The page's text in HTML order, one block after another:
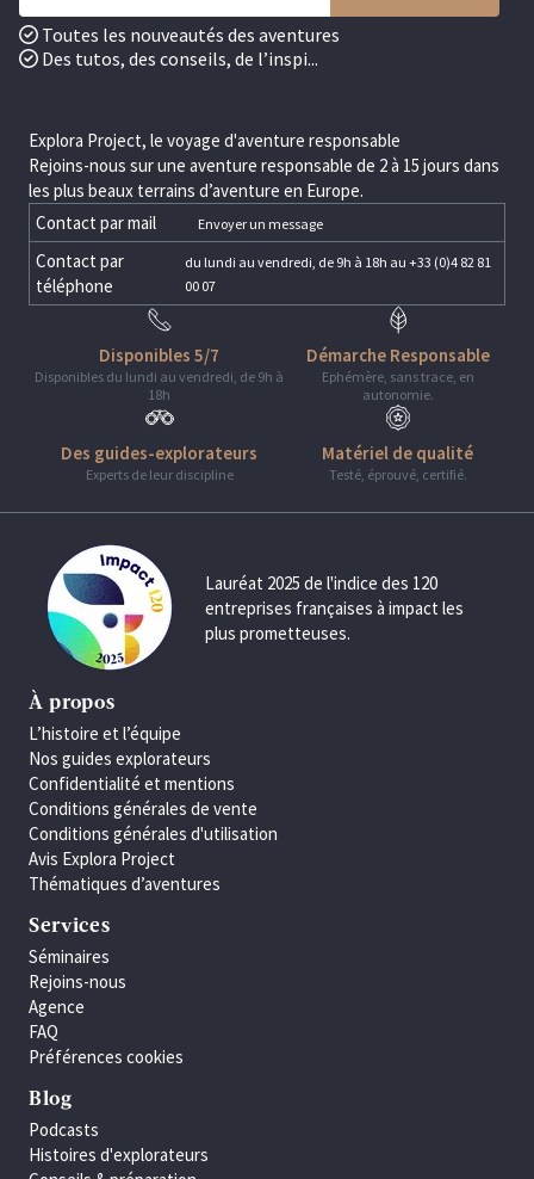
Toutes les nouveautés des aventures
Des tutos, des conseils, de l’inspi...
Explora Project, le voyage d'aventure responsable
Rejoins-nous sur une aventure responsable de 2 à 15 jours dans
les plus beaux terrains d’aventure en Europe.
Contact par mail
Envoyer un message
Contact par
téléphone
du lundi au vendredi, de 9h à 18h au +33 (0)4 82 81
00 07
Disponibles 5/7
Disponibles du lundi au vendredi, de 9h à
18h
Des guides-explorateurs
Experts de leur discipline
Démarche Responsable
Ephémère, sans trace, en
autonomie.
Matériel de qualité
Testé, éprouvé, certifié.
Lauréat 2025 de l'indice des 120
entreprises françaises à impact les
plus prometteuses.
À propos
L’histoire et l’équipe
Nos guides explorateurs
Confidentialité et mentions
Conditions générales de vente
Conditions générales d'utilisation
Avis Explora Project
Thématiques d’aventures
Services
Séminaires
Rejoins-nous
Agence
FAQ
Préférences cookies
Blog
Podcasts
Histoires d'explorateurs